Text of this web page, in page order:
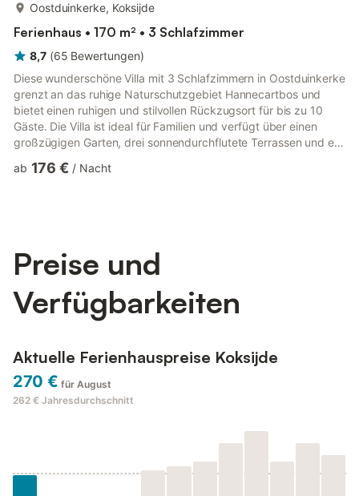
Oostduinkerke, Koksijde
Ferienhaus • 170 m² • 3 Schlafzimmer
8,7 (65 Bewertungen)
Diese wunderschöne Villa mit 3 Schlafzimmern in Oostduinkerke
grenzt an das ruhige Naturschutzgebiet Hannecartbos und
bietet einen ruhigen und stilvollen Rückzugsort für bis zu 10
Gäste. Die Villa ist ideal für Familien und verfügt über einen
großzügigen Garten, drei sonnendurchflutete Terrassen und ein
Treppe, die architektonisches Flair verleiht. Das Haus verfügt
ab 176 € / Nacht
Preise und
Verfügbarkeiten
Aktuelle Ferienhauspreise Koksijde
270 € für August
262 € Jahresdurchschnitt